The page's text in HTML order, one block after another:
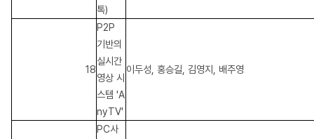
톡)
18
P2P
기반의
실시간
영상 시
스템 'A
nyTV'
이두성, 홍승길, 김영지, 배주영
PC사